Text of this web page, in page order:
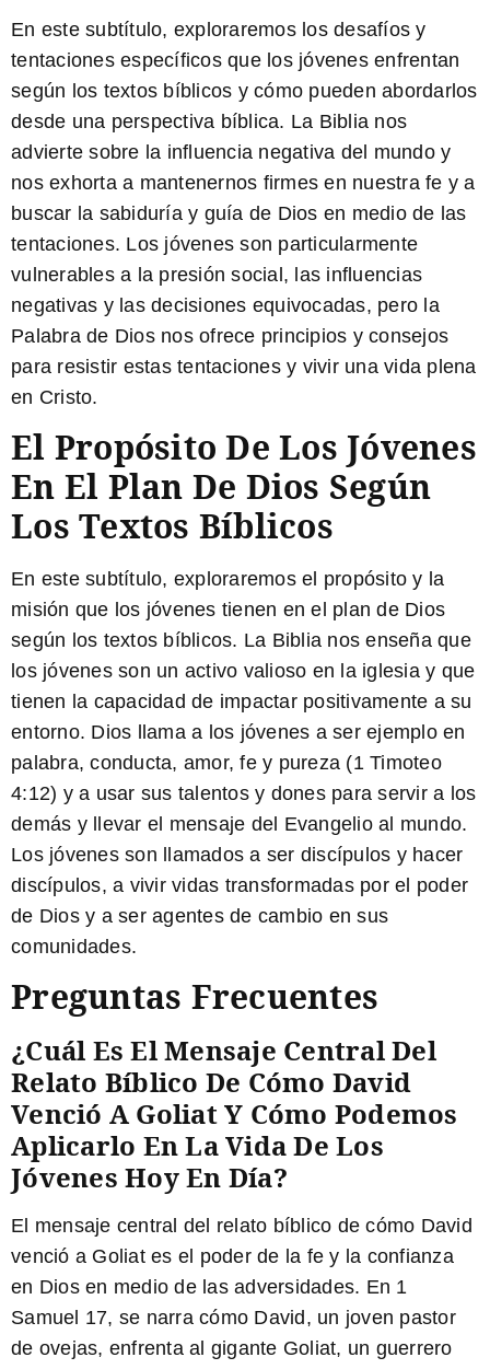
En este subtítulo, exploraremos los desafíos y
tentaciones específicos que los jóvenes enfrentan
según los textos bíblicos y cómo pueden abordarlos
desde una perspectiva bíblica. La Biblia nos
advierte sobre la influencia negativa del mundo y
nos exhorta a mantenernos firmes en nuestra fe y a
buscar la sabiduría y guía de Dios en medio de las
tentaciones. Los jóvenes son particularmente
vulnerables a la presión social, las influencias
negativas y las decisiones equivocadas, pero la
Palabra de Dios nos ofrece principios y consejos
para resistir estas tentaciones y vivir una vida plena
en Cristo.
El Propósito De Los Jóvenes
En El Plan De Dios Según
Los Textos Bíblicos
En este subtítulo, exploraremos el propósito y la
misión que los jóvenes tienen en el plan de Dios
según los textos bíblicos. La Biblia nos enseña que
los jóvenes son un activo valioso en la iglesia y que
tienen la capacidad de impactar positivamente a su
entorno. Dios llama a los jóvenes a ser ejemplo en
palabra, conducta, amor, fe y pureza (1 Timoteo
4:12) y a usar sus talentos y dones para servir a los
demás y llevar el mensaje del Evangelio al mundo.
Los jóvenes son llamados a ser discípulos y hacer
discípulos, a vivir vidas transformadas por el poder
de Dios y a ser agentes de cambio en sus
comunidades.
Preguntas Frecuentes
¿Cuál Es El Mensaje Central Del
Relato Bíblico De Cómo David
Venció A Goliat Y Cómo Podemos
Aplicarlo En La Vida De Los
Jóvenes Hoy En Día?
El mensaje central del relato bíblico de cómo David
venció a Goliat es el poder de la fe y la confianza
en Dios en medio de las adversidades. En 1
Samuel 17, se narra cómo David, un joven pastor
de ovejas, enfrenta al gigante Goliat, un guerrero